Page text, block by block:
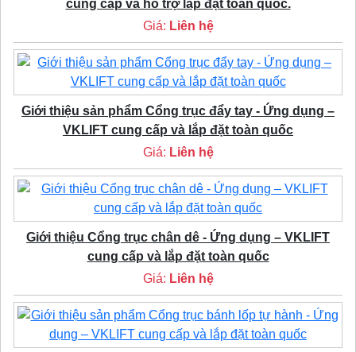
cung cấp và hỗ trợ lắp đặt toàn quốc.
Giá: Liên hệ
Giới thiệu sản phẩm Cổng trục đẩy tay - Ứng dụng –
VKLIFT cung cấp và lắp đặt toàn quốc
Giá: Liên hệ
Giới thiệu Cổng trục chân dê - Ứng dụng – VKLIFT
cung cấp và lắp đặt toàn quốc
Giá: Liên hệ